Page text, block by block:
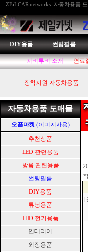
ZEiLCAR networks. 자동차용품
DIY용품 썬팅필름
지비투비 소개 연료
장착지원 자동차용품
자동차용품 도매몰
오픈마켓 (이미지사용)
추천상품
LED 관련용품
방음 관련용품
썬팅필름
DIY용품
튜닝용품
HID.전기용품
인테리어
외장용품
[